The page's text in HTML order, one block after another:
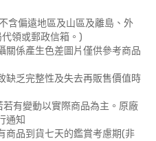
含偏遠地區及山區及離島、外
領或郵政信箱。)
關係產生色差圖片僅供參考商品
缺乏完整性及失去再販售價值時
有變動以實際商品為主。原廠
通知
商品到貨七天的鑑賞考慮期(非